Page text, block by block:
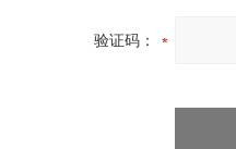
验证码：